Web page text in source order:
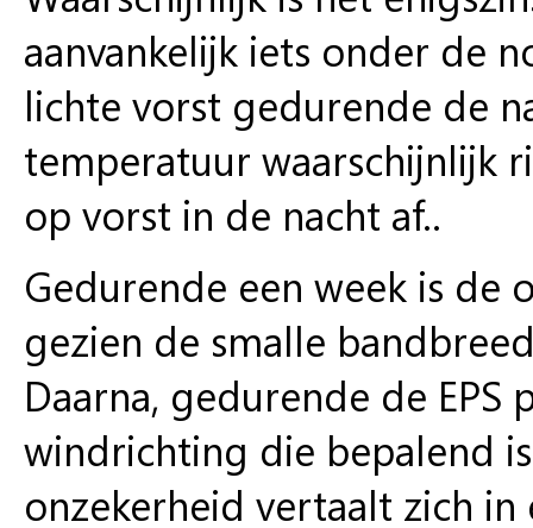
aanvankelijk iets onder de
lichte vorst gedurende de
temperatuur waarschijnlijk
op vorst in de nacht af..
Gedurende een week is de
gezien de smalle
Daarna, gedurende de
windrichting die bepalend
onzekerheid vertaalt zich